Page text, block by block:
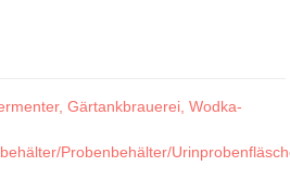
Gärtankbrauerei, Wodka-
Probenbehälter/